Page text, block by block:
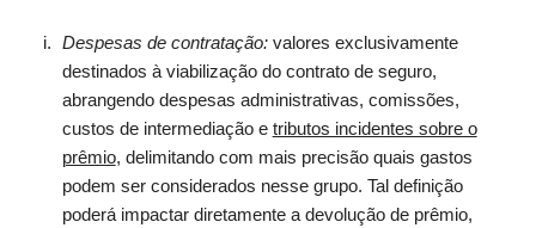
Despesas de contratação: valores exclusivamente
destinados à viabilização do contrato de seguro,
abrangendo despesas administrativas, comissões,
custos de intermediação e tributos incidentes sobre o
prêmio, delimitando com mais precisão quais gastos
podem ser considerados nesse grupo. Tal definição
poderá impactar diretamente a devolução de prêmio,